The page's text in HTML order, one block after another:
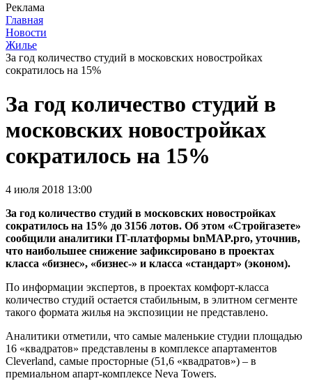
Реклама
Главная
Новости
Жилье
За год количество студий в московских новостройках
сократилось на 15%
За год количество студий в
московских новостройках
сократилось на 15%
4 июля 2018 13:00
За год количество студий в московских новостройках
сократилось на 15% до 3156 лотов. Об этом «Стройгазете»
сообщили аналитики IT-платформы bnMAP.pro, уточнив,
что наибольшее снижение зафиксировано в проектах
класса «бизнес», «бизнес-» и класса «стандарт» (эконом).
По информации экспертов, в проектах комфорт-класса
количество студий остается стабильным, в элитном сегменте
такого формата жилья на экспозиции не представлено.
Аналитики отметили, что самые маленькие студии площадью
16 «квадратов» представлены в комплексе апартаментов
Cleverland, самые просторные (51,6 «квадратов») – в
премиальном апарт-комплексе Neva Towers.